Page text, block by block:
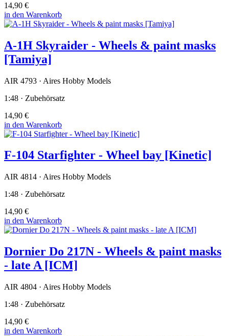
14,90 €
in den Warenkorb
A-1H Skyraider - Wheels & paint masks
[Tamiya]
AIR 4793 · Aires Hobby Models
1:48 · Zubehörsatz
14,90 €
in den Warenkorb
F-104 Starfighter - Wheel bay [Kinetic]
AIR 4814 · Aires Hobby Models
1:48 · Zubehörsatz
14,90 €
in den Warenkorb
Dornier Do 217N - Wheels & paint masks
- late A [ICM]
AIR 4804 · Aires Hobby Models
1:48 · Zubehörsatz
14,90 €
in den Warenkorb